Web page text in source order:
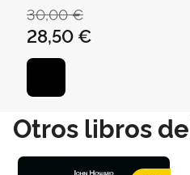
30,00 €
28,50 €
Otros libros